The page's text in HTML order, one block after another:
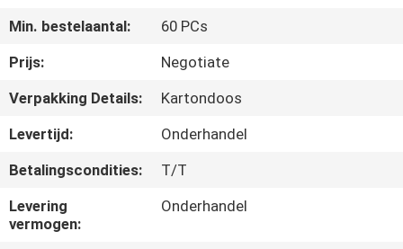
CONTACTEER
ONS
VERZOEK
EEN
CITAAT
Min. bestelaantal:
60 PCs
Prijs:
Negotiate
Verpakking Details:
Kartondoos
Levertijd:
Onderhandel
Betalingscondities:
T/T
Levering
vermogen:
Onderhandel